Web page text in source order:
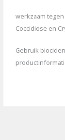
werkzaam
Coccidiose en
Gebruik